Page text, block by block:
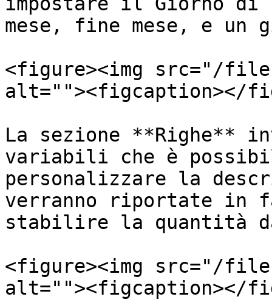
mese, fine mese, e un
<figure><img src="/files/
alt=""><figcaption></
La sezione **Righe**
variabili che è
personalizzare la
verranno riportate in
stabilire la quantità
<figure><img src="/files/
alt=""><figcaption></